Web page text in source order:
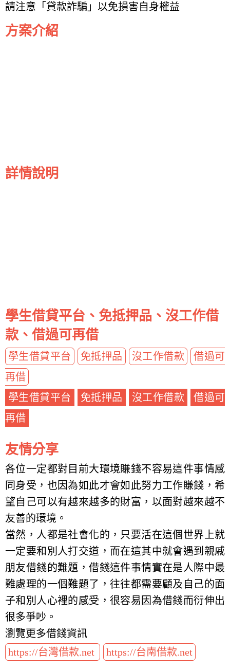
請注意「貸款詐騙」以免損害自身權益
方案介紹
詳情說明
學生借貸平台、免抵押品、沒工作借
款、借過可再借
學生借貸平台 免抵押品 沒工作借款
借過可
再借
學生借貸平台
免抵押品 沒工作借款
借過可
再借
友情分享
各位一定都對目前大環境賺錢不容易這件事情感
同身受，也因為如此才會如此努力工作賺錢，希
望自己可以有越來越多的財富，以面對越來越不
友善的環境。
當然，人都是社會化的，只要活在這個世界上就
一定要和別人打交道，而在這其中就會遇到親戚
朋友借錢的難題，借錢這件事情實在是人際中最
難處理的一個難題了，往往都需要顧及自己的面
子和別人心裡的感受，很容易因為借錢而衍伸出
很多爭吵。
瀏覽更多借錢資訊
https://台灣借款.net
https://台南借款.net